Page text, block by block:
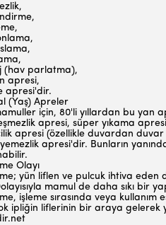
(hav parlatma),
apresi,
apresi'dir.
(Yaş) Apreler
için, 80'li yıllardan bu yan
apresi, süper yıkama
apresi (özellikle duvardan duvar
apresi'dir. Bunların
Olayı
yün liflen ve pulcuk ihtiva eden
mamul de daha sıkı bir
işleme sırasında veya
ipliğin liflerinin bir araya gelerek